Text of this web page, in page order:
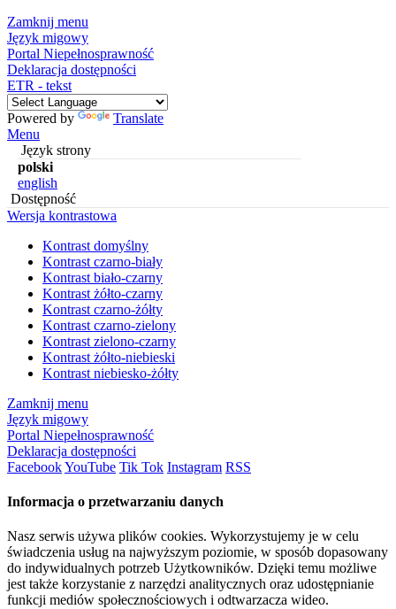
Zamknij menu
Język migowy
Portal Niepełnosprawność
Deklaracja dostępności
ETR - tekst
Powered by
Translate
Menu
Język strony
polski
english
Dostępność
Wersja kontrastowa
Kontrast domyślny
Kontrast czarno-biały
Kontrast biało-czarny
Kontrast żółto-czarny
Kontrast czarno-żółty
Kontrast czarno-zielony
Kontrast zielono-czarny
Kontrast żółto-niebieski
Kontrast niebiesko-żółty
Zamknij menu
Język migowy
Portal Niepełnosprawność
Deklaracja dostępności
FacebookYouTube Tik Tok Instagram RSS
Informacja o przetwarzaniu danych
Nasz serwis używa plików cookies. Wykorzystujemy je w celu
świadczenia usług na najwyższym poziomie, w sposób dopasowany
do indywidualnych potrzeb Użytkowników. Dzięki temu możliwe
jest także korzystanie z narzędzi analitycznych oraz udostępnianie
funkcji mediów społecznościowych i odtwarzacza wideo.